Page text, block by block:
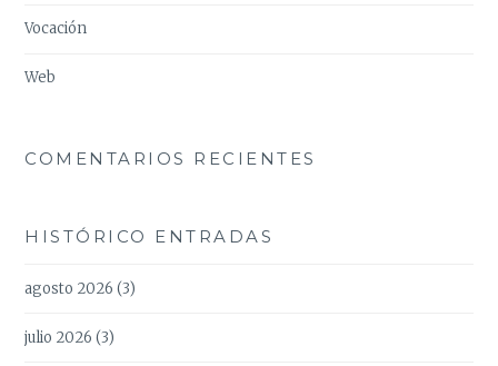
Vocación
Web
COMENTARIOS RECIENTES
HISTÓRICO ENTRADAS
agosto 2026 (3)
julio 2026 (3)